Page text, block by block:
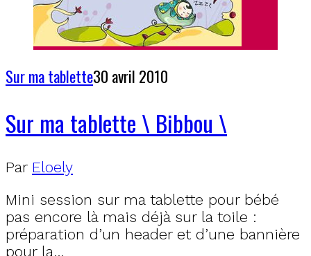
Sur ma tablette30 avril 2010
Sur ma tablette \ Bibbou \
Par Eloely
Mini session sur ma tablette pour bébé
pas encore là mais déjà sur la toile :
préparation d’un header et d’une bannière
pour la…